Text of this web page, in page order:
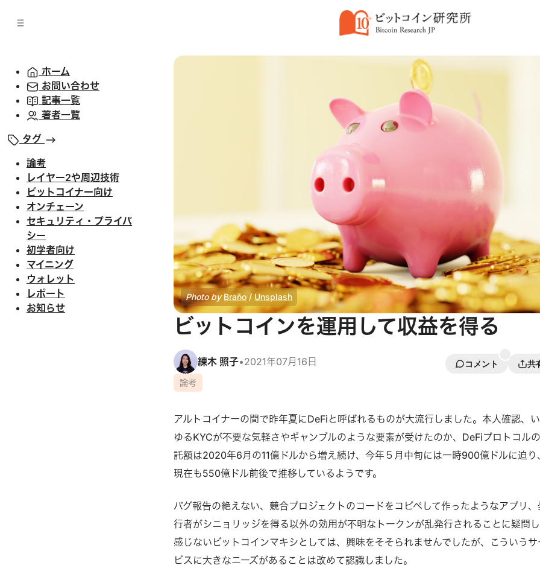
ホーム
お問い合わせ
記事一覧
著者一覧
タグ
論考
レイヤー2や周辺技術
ビットコイナー向け
オンチェーン
セキュリティ・プライバ
シー
初学者向け
マイニング
ウォレット
レポート
お知らせ
Photo byBraňo/ Unsplash
ビットコインを運用して収益を得る
練木 照子•2021年07月16日 コメント
共
論考
アルトコイナーの間で昨年夏にDeFiと呼ばれるものが大流行しました。本人確認、
ゆるKYCが不要な気軽さやギャンブルのような要素が受けたのか、DeFiプロトコル
託額は2020年6月の11億ドルから増え続け、今年５月中旬には一時900億ドルに迫り
現在も550億ドル前後で推移しているようです。
バグ報告の絶えない、競合プロジェクトのコードをコピペして作ったようなアプリ、
行者がシニョリッジを得る以外の効用が不明なトークンが乱発行されることに疑問
感じないビットコインマキシとしては、興味をそそられませんでしたが、こういうサ
ビスに大きなニーズがあることは改めて認識しました。